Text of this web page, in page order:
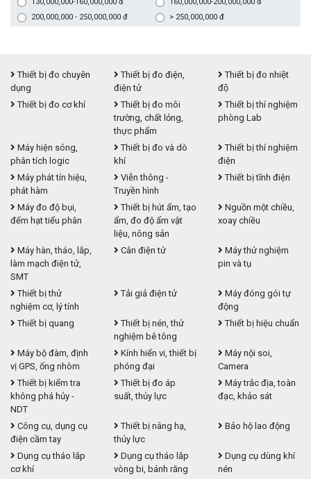
200,000,000 - 250,000,000 đ
> 250,000,000 đ
Thiết bị đo chuyên
dụng
Thiết bị đo điện,
điện tử
Thiết bị đo nhiệt
độ
Thiết bị đo cơ khí
Thiết bị đo môi
trường, chất lỏng,
thực phẩm
Thiết bị thí nghiệm
phòng Lab
Máy hiện sóng,
phân tích logic
Thiết bị đo và dò
khí
Thiết bị thí nghiệm
điện
Máy phát tín hiệu,
phát hàm
Viễn thông -
Truyền hình
Thiết bị tĩnh điện
Máy đo độ bụi,
đếm hạt tiểu phân
Thiết bị hút ẩm, tạo
ẩm, đo độ ẩm vật
liệu, nông sản
Nguồn một chiều,
xoay chiều
Máy hàn, tháo, lắp,
làm mạch điện tử,
SMT
Cân điện tử
Máy thử nghiệm
pin và tụ
Thiết bị thử
nghiệm cơ, lý tính
Tải giả điện tử
Máy đóng gói tự
động
Thiết bị quang
Thiết bị nén, thử
nghiệm bê tông
Thiết bị hiệu chuẩn
Máy bộ đàm, định
vị GPS, ống nhòm
Kính hiển vi, thiết bị
phóng đại
Máy nội soi,
Camera
Thiết bị kiểm tra
không phá hủy -
NDT
Thiết bị đo áp
suất, thủy lực
Máy trắc địa, toàn
đạc, khảo sát
Công cụ, dụng cụ
điện cầm tay
Thiết bị nâng hạ,
thủy lực
Bảo hộ lao động
Dụng cụ tháo lắp
cơ khí
Dụng cụ tháo lắp
vòng bi, bánh răng
Dụng cụ dùng khí
nén